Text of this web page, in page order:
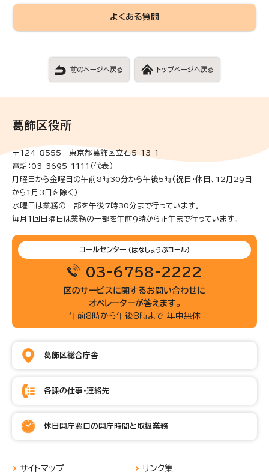
よくある質問
前のページへ戻る トップページへ戻る
葛飾区役所
〒124-8555 東京都葛飾区立石5-13-1
電話：03-3695-1111（代表）
月曜日から金曜日の午前8時30分から午後5時(祝日・休日、12月29日
から1月3日を除く)
水曜日は業務の一部を午後7時30分まで行っています。
毎月1回日曜日は業務の一部を午前9時から正午まで行っています。
コールセンター (はなしょうぶコール)
03-6758-2222
区のサービスに関するお問い合わせに
オペレーターが答えます。
午前8時から午後8時まで 年中無休
葛飾区総合庁舎
各課の仕事・連絡先
休日開庁窓口の開庁時間と取扱業務
サイトマップ リンク集